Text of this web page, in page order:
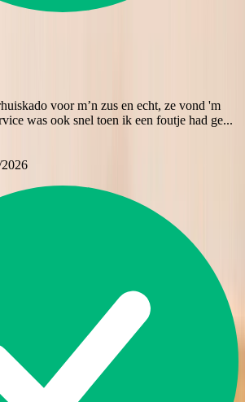
voor m’n zus en echt, ze vond 'm
was ook snel toen ik een foutje had ge...